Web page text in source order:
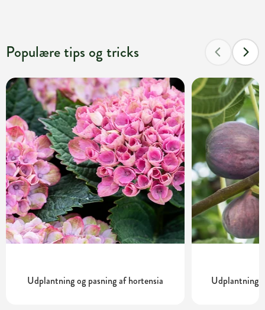
Populære tips og tricks
Udplantning og pasning af hortensia Udplantning